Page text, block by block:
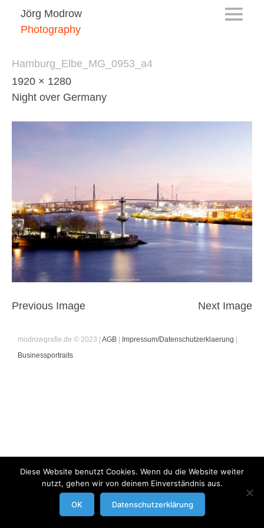
Jörg Modrow
Photography
Hamburg_Elbe_MG_0953_a4
1920 × 1280
Night over Germany
Previous Image Next Image
modrowgrafie.de © 2023 | AGB| Impressum/Datenschutzerklaerung
Businessportraits
Diese Website benutzt Cookies. Wenn du die Website weiter
nutzt, gehen wir von deinem Einverständnis aus.
OK Datenschutzerklärung